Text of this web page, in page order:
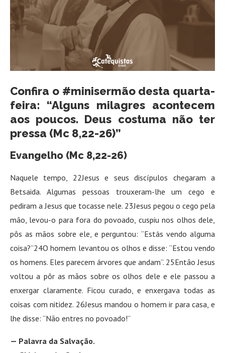
Confira o #minisermão desta quarta-
feira: “Alguns milagres acontecem
aos poucos. Deus costuma não ter
pressa (Mc 8,22-26)”
Evangelho (Mc 8,22-26)
Naquele tempo, 22Jesus e seus discípulos chegaram a
Betsaida. Algumas pessoas trouxeram-lhe um cego e
pediram a Jesus que tocasse nele. 23Jesus pegou o cego pela
mão, levou-o para fora do povoado, cuspiu nos olhos dele,
pôs as mãos sobre ele, e perguntou: “Estás vendo alguma
coisa?”24O homem levantou os olhos e disse: “Estou vendo
os homens. Eles parecem árvores que andam”. 25Então Jesus
voltou a pôr as mãos sobre os olhos dele e ele passou a
enxergar claramente. Ficou curado, e enxergava todas as
coisas com nitidez. 26Jesus mandou o homem ir para casa, e
lhe disse: “Não entres no povoado!”
— Palavra da Salvação.